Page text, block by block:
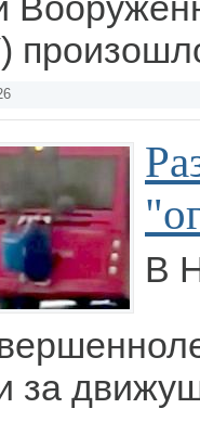
В
за